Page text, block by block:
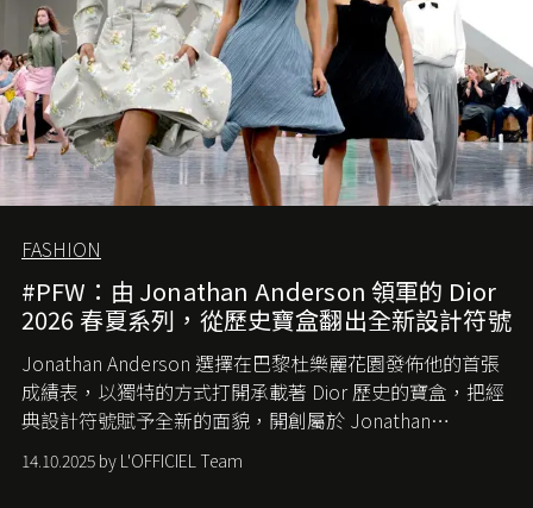
FASHION
#PFW：由 Jonathan Anderson 領軍的 Dior
2026 春夏系列，從歷史寶盒翻出全新設計符號
Jonathan Anderson 選擇在巴黎杜樂麗花園發佈他的首張
成績表，以獨特的方式打開承載著 Dior 歷史的寶盒，把經
典設計符號賦予全新的面貌，開創屬於 Jonathan
Anderson 的 Dior 時代。
14.10.2025 by L'OFFICIEL Team